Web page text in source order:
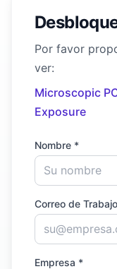
Por favor
ver:
Microscopic
Exposure
Nombre *
Correo de
Empresa *